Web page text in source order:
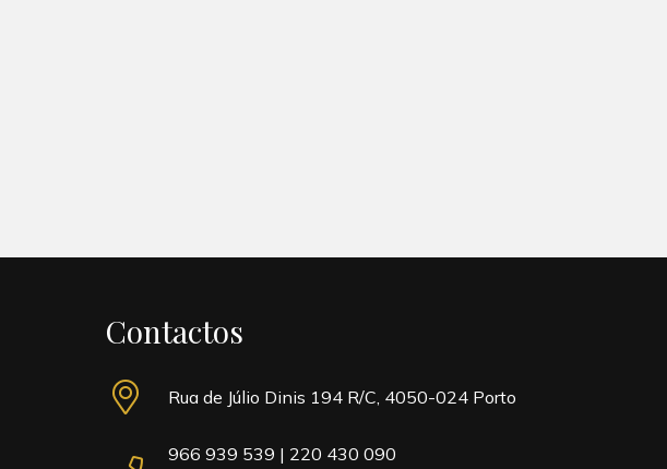
Contactos
Rua de Júlio Dinis 194 R/C, 4050-024 Porto
966 939 539 | 220 430 090